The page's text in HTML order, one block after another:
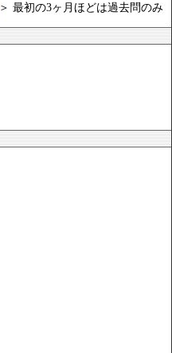
＞ 最初の3ヶ月ほどは過去問のみ